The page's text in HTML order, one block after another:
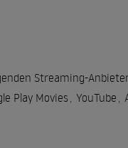
Streaming-
Play Movies, YouTube ,